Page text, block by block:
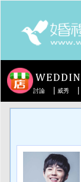
討論 威秀